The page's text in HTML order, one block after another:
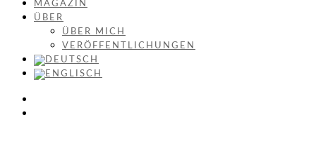
MAGAZIN
ÜBER
ÜBER MICH
VERÖFFENTLICHUNGEN